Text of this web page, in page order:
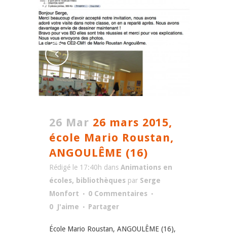
26 Mar 26 mars 2015,
école Mario Roustan,
ANGOULÊME (16)
Rédigé le 17:40h dans Animations en
écoles, bibliothèques par Serge
Monfort
0 Commentaires
0 J'aime Partager
École Mario Roustan, ANGOULÊME (16),